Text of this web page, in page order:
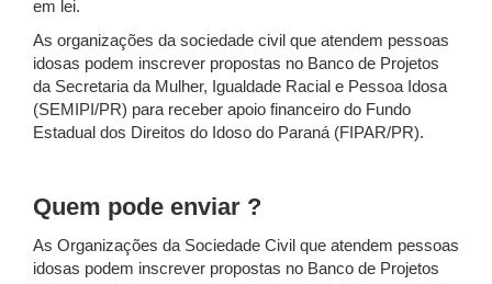
em lei.
As organizações da sociedade civil que atendem pessoas
idosas podem inscrever propostas no Banco de Projetos
da Secretaria da Mulher, Igualdade Racial e Pessoa Idosa
(SEMIPI/PR) para receber apoio financeiro do Fundo
Estadual dos Direitos do Idoso do Paraná (FIPAR/PR).
Quem pode enviar ?
As Organizações da Sociedade Civil que atendem pessoas
idosas podem inscrever propostas no Banco de Projetos